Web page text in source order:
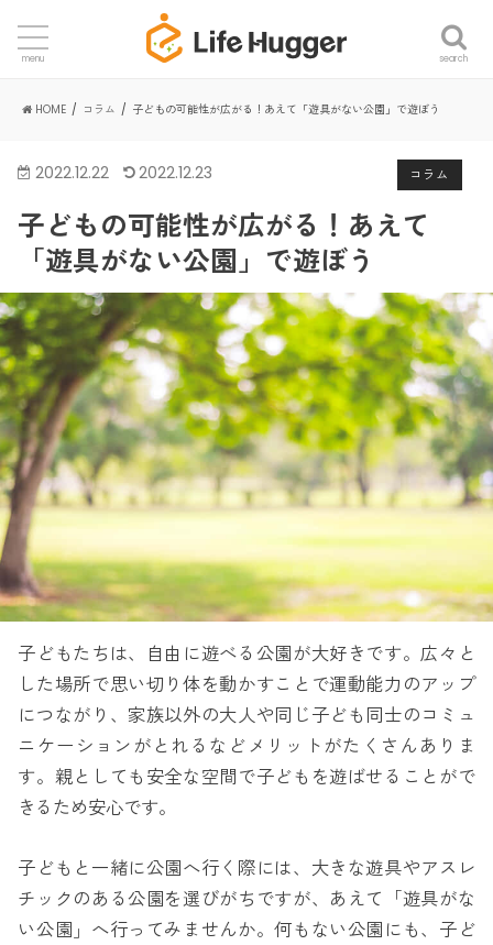
search
menu
HOME コラム 子どもの可能性が広がる！あえて「遊具がない公園」で遊ぼう
コラム
2022.12.22 2022.12.23
子どもの可能性が広がる！あえて
「遊具がない公園」で遊ぼう
子どもたちは、自由に遊べる公園が大好きです。広々と
した場所で思い切り体を動かすことで運動能力のアップ
につながり、家族以外の大人や同じ子ども同士のコミュ
ニケーションがとれるなどメリットがたくさんありま
す。親としても安全な空間で子どもを遊ばせることがで
きるため安心です。
子どもと一緒に公園へ行く際には、大きな遊具やアスレ
チックのある公園を選びがちですが、あえて「遊具がな
い公園」へ行ってみませんか。何もない公園にも、子ど